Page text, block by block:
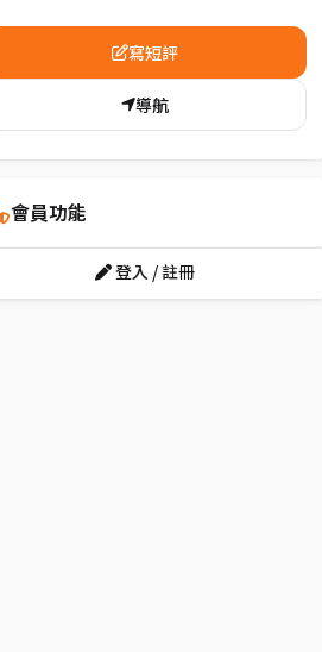
寫短評
導航
會員功能
登入 / 註冊